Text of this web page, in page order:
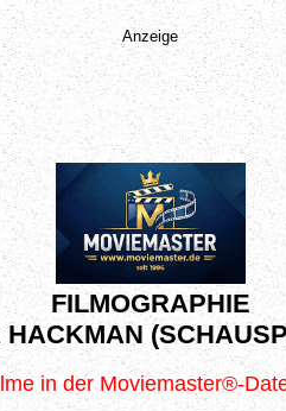
FILMOGRAPHIE
HACKMAN
in der Moviemaster®-
Anzeige